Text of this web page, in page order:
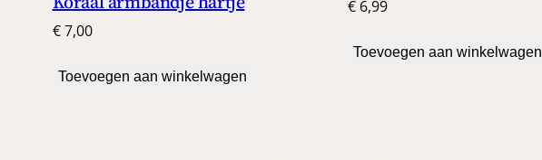
€7,00
Toevoegen aan winkelwagen
€ 6,99
Toevoegen aan winkelwagen